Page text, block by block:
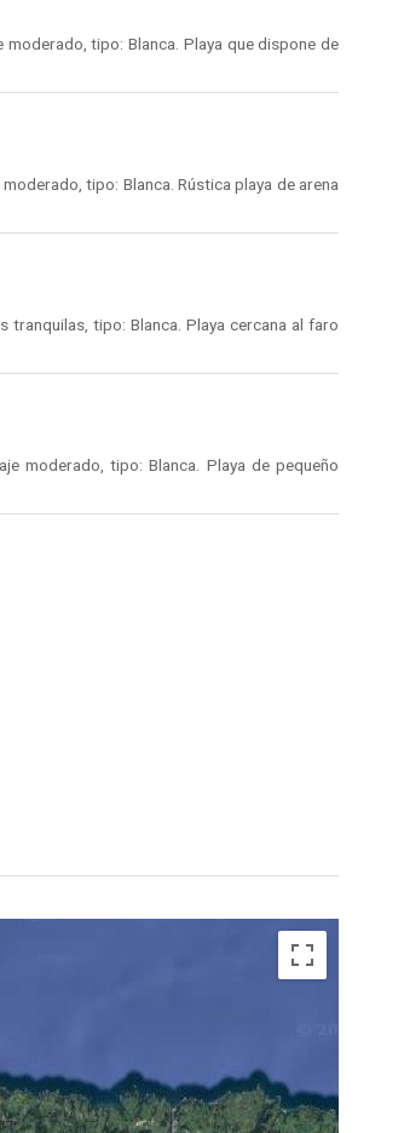
tipo: Blanca. Playa que dispone de
tipo: Blanca. Rústica playa de arena
tipo: Blanca. Playa cercana al faro
moderado, tipo: Blanca. Playa de pequeño